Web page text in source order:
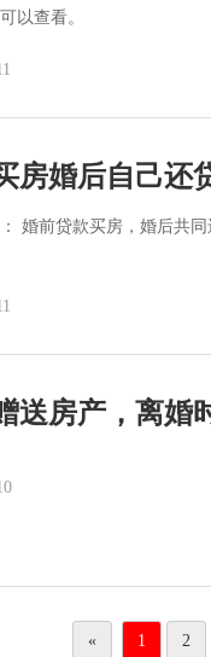
以查看。
房婚后自己还
婚前贷款买房，婚后共
送房产，离婚
« 1 2